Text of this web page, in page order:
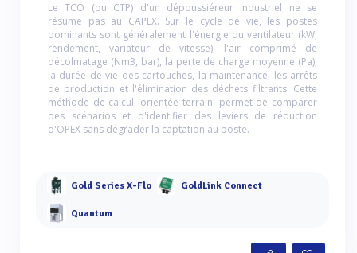
Le TCO (ou CTP) d'un dépoussiéreur industriel ne se
résume pas au CAPEX. Sur le cycle de vie, les postes
dominants sont généralement l'énergie du ventilateur (kW,
rendement, variateur de vitesse), l'air comprimé de
décolmatage (Nm3, bar), la perte de charge moyenne (Pa),
la durée de vie des cartouches, la maintenance, les arrêts
de production et l'élimination des déchets filtrants. Cette
méthode de calcul, orientée terrain, permet de comparer
des scénarios et d'identifier des leviers de réduction
d'OPEX sans dégrader la captation au poste.
Gold Series X-Flo GoldLink Connect
Quantum